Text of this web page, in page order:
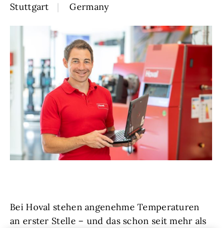
Stuttgart
Germany
Bei Hoval stehen angenehme Temperaturen
an erster Stelle – und das schon seit mehr als